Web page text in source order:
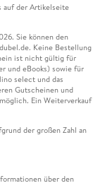
auf der Artikelseite
Sie können den
Keine Bestellung
ist nicht gültig für
und eBooks) sowie für
select und das
Gutscheinen und
Ein Weiterverkauf
der großen Zahl an
über den